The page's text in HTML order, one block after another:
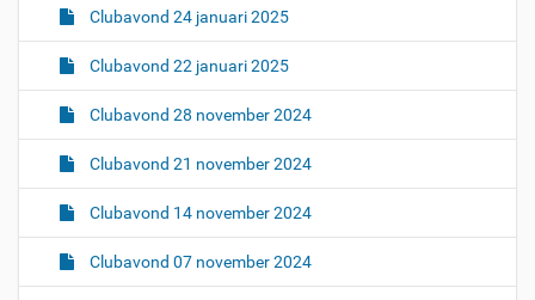
Clubavond 24 januari 2025
Clubavond 22 januari 2025
Clubavond 28 november 2024
Clubavond 21 november 2024
Clubavond 14 november 2024
Clubavond 07 november 2024